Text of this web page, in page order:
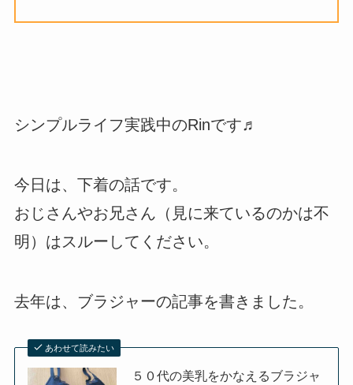
シンプルライフ実践中のRinです♬
今日は、下着の話です。
おじさんやお兄さん（見に来ているのかは不
明）はスルーしてください。
去年は、ブラジャーの記事を書きました。
あわせて読みたい
５０代の美乳をかなえるブラジャ